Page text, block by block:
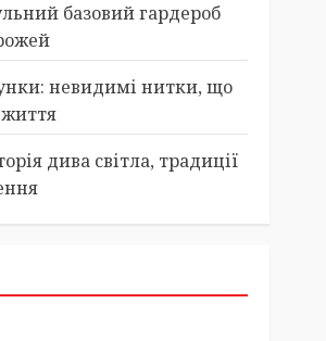
базовий гардероб
невидимі нитки, що
дива світла, традиції